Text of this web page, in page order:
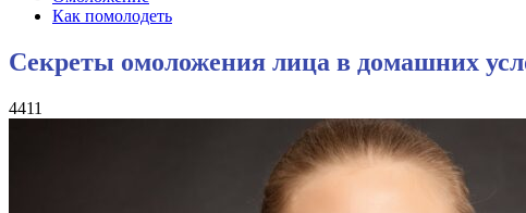
Как помолодеть
Секреты омоложения лица в домашних
4411